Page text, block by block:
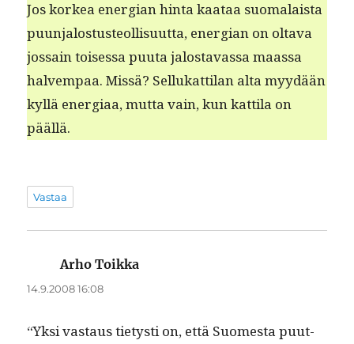
Jos korkea ener­gian hin­ta kaataa suo­ma­laista
puun­jalostus­te­ol­lisu­ut­ta, ener­gian on olta­va
jos­sain toises­sa puu­ta jalostavas­sa maas­sa
halvem­paa. Mis­sä? Sel­l­ukat­ti­lan alta myy­dään
kyl­lä ener­giaa, mut­ta vain, kun kat­ti­la on
päällä.
Vastaa
Arho Toikka
14.9.2008 16:08
“Yksi vas­taus tietysti on, että Suomes­ta puut­